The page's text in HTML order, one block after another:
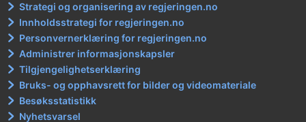
Strategi og organisering av regjeringen.no
Innholdsstrategi for regjeringen.no
Personvernerklæring for regjeringen.no
Administrer informasjonskapsler
Tilgjengelighetserklæring
Bruks- og opphavsrett for bilder og videomateriale
Besøksstatistikk
Nyhetsvarsel